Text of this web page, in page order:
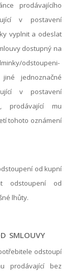
prodávajícího
v postavení
vyplnit a odeslat
dostupný na
odstoupeni-
jednoznačné
v postavení
prodávající mu
tohoto oznámení
od kupní
odstoupení od
lhůty.
smlouvy
odstoupí
prodávající bez